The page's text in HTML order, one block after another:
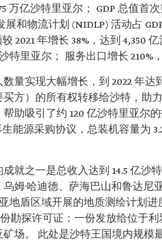
万亿沙特里亚尔； GDP 总值首
和物流计划 (NIDLP) 活动占
2021 年增长 38%，达到 4,350
特里亚尔； 服务出口增长 210%
量实现大幅增长，到 2022 年达
方）的所有权转移给沙特，助
助吸引了约 120 亿沙特里亚尔
能源采购协议，总装机容量为
就之一是总收入达到 14.5 亿沙
姆·哈迪德、萨海巴山和鲁达尼
地盾区域开展的地质测绘计划进
勘探许可证：一份发放给位于
场。 此处是沙特王国境内规模